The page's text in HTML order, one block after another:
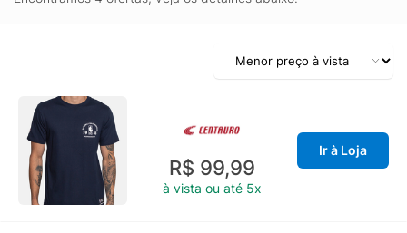
R$ 99,99
à vista ou até 5x
Ir à Loja